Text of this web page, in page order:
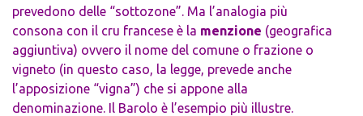
prevedono delle “sottozone”. Ma l’analogia più
consona con il cru francese è la menzione (geografica
aggiuntiva) ovvero il nome del comune o frazione o
vigneto (in questo caso, la legge, prevede anche
l’apposizione “vigna”) che si appone alla
denominazione. Il Barolo è l’esempio più illustre.